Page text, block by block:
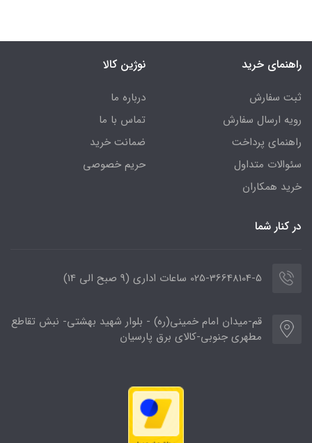
راهنمای خرید
ثبت سفارش
رویه ارسال سفارش
راهنمای پرداخت
سئوالات متداول
خرید همکاران
نوژین کالا
درباره ما
تماس با ما
ضمانت خرید
حریم خصوصی
در کنار شما
025-36648104-5 ساعات اداری (9 صبح الی 14)
قم-میدان امام خمینی(ره) - بلوار شهید بهشتی- نبش تقاطع
مطهری جنوبی-کالای برق پارسیان